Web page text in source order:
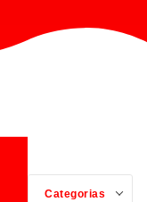
Categorias